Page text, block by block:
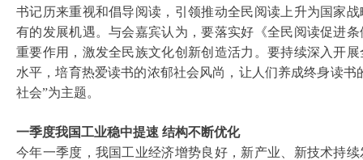
书记历来重视和倡导阅读，引领推动全民阅读上升为国家
有的发展机遇。与会嘉宾认为，要落实好《全民阅读促进
重要作用，激发全民族文化创新创造活力。要持续深入开
水平，培育热爱读书的浓郁社会风尚，让人们养成终身读
社会”为主题。
一季度我国工业稳中提速 结构不断优化
今年一季度，我国工业经济增势良好，新产业、新技术持